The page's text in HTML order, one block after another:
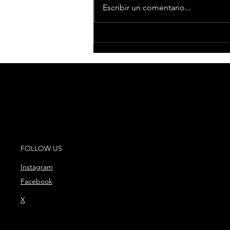
Escribir un comentario...
FOLLOW US
Instagram
Facebook
X